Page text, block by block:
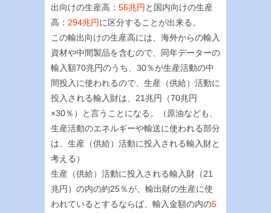
出向けの生産高： 56兆円 と国内向けの生産
高： 294兆円に区分することが出来る。
この輸出向けの生産高には、海外からの輸入
資材や中間製品を含むので、同年データーの
輸入額70兆円のうち、30％が生産活動の中
間投入に使われるので、生産（供給）活動に
投入される輸入財は、21兆円（70兆円
×30％）と言うことになる。（原油なども、
生産活動のエネルギーや輸送に使われる部分
は、生産（供給）活動に投入される輸入財と
考える）
生産（供給）活動に投入される輸入財（21
兆円）の内の約25％が、輸出財の生産に使
われているとするならば、輸入金額の内の5